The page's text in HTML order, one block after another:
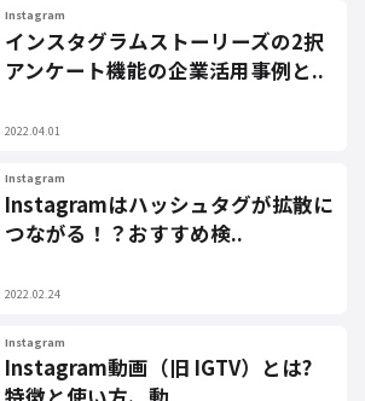
Instagram
インスタグラムストーリーズの2択
アンケート機能の企業活用事例と..
2022.04.01
Instagram
Instagramはハッシュタグが拡散に
つながる！？おすすめ検..
2022.02.24
Instagram
Instagram動画（旧 IGTV）とは?